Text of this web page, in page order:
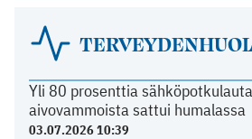
Yli 80 prosenttia
aivovammoista sattui humalassa
03.07.2026 10:39